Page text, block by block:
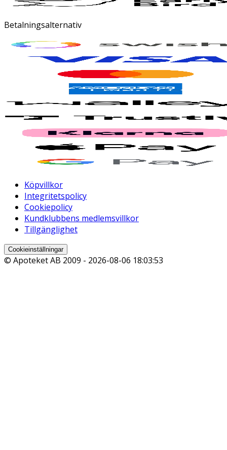
Betalningsalternativ
Köpvillkor
Integritetspolicy
Cookiepolicy
Kundklubbens medlemsvillkor
Tillgänglighet
Cookieinställningar
© Apoteket AB 2009 - 2026-08-06 18:03:53